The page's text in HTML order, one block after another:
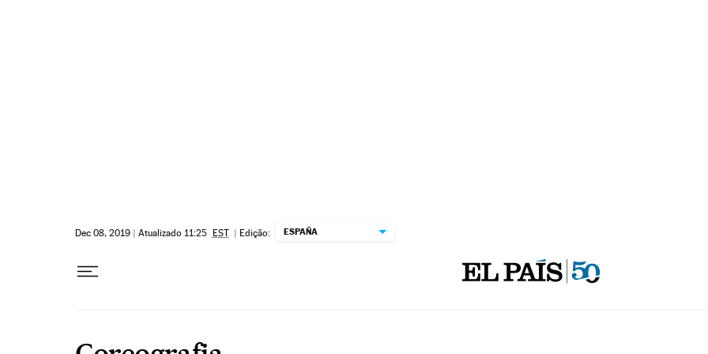
Dec 08, 2019 | Atualizado 11:25 EST | Edição: ESPAÑA